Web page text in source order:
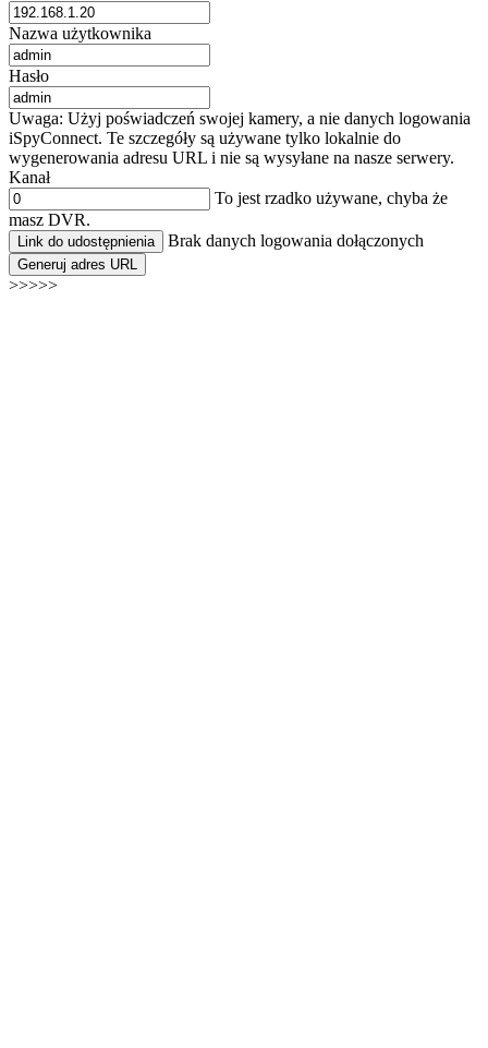
Nazwa użytkownika
Hasło
Uwaga: Użyj poświadczeń swojej kamery, a nie danych logowania
iSpyConnect. Te szczegóły są używane tylko lokalnie do
wygenerowania adresu URL i nie są wysyłane na nasze serwery.
Kanał
To jest rzadko używane, chyba że
masz DVR.
Link do udostępnienia Brak danych logowania dołączonych
Generuj adres URL
>>>>>